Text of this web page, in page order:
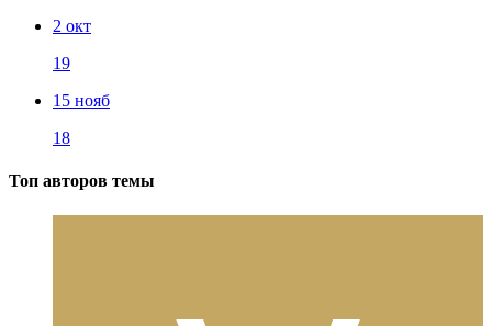
2 окт
19
15 нояб
18
Топ авторов темы